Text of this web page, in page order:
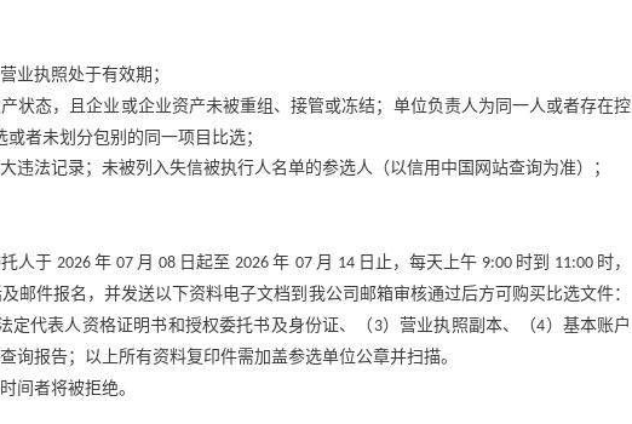
业执照处于有效期；
状态，且企业或企业资产未被重组、接管或冻结；单位负责人为同一人或者存在控
者未划分包别的同一项目比选；
违法记录；未被列入失信被执行人名单的参选人（以信用中国网站查询为准）；
人于 2026 年07 月08 日起至 2026年 07 月 14 日止，每天上午 9:00 时到 11:00 时，
邮件报名，并发送以下资料电子文档到我公司邮箱审核通过后方可购买比选文件：
定代表人资格证明书和授权委托书及身份证、（ 3）营业执照副本、（4）基本账户
询报告；以上所有资料复印件需加盖参选单位公章并扫描。
间者将被拒绝。